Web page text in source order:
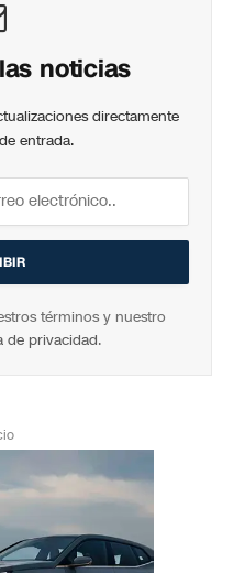
noticias
directamente
entrada.
términos y nuestro
de privacidad.